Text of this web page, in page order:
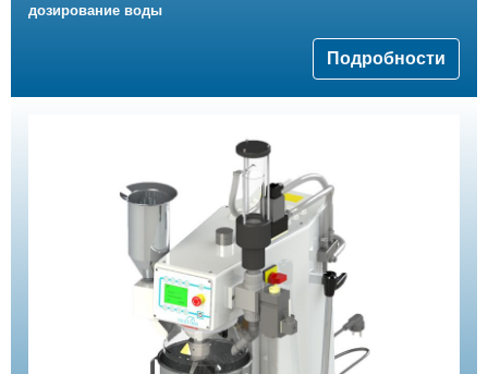
дозирование воды
Подробности